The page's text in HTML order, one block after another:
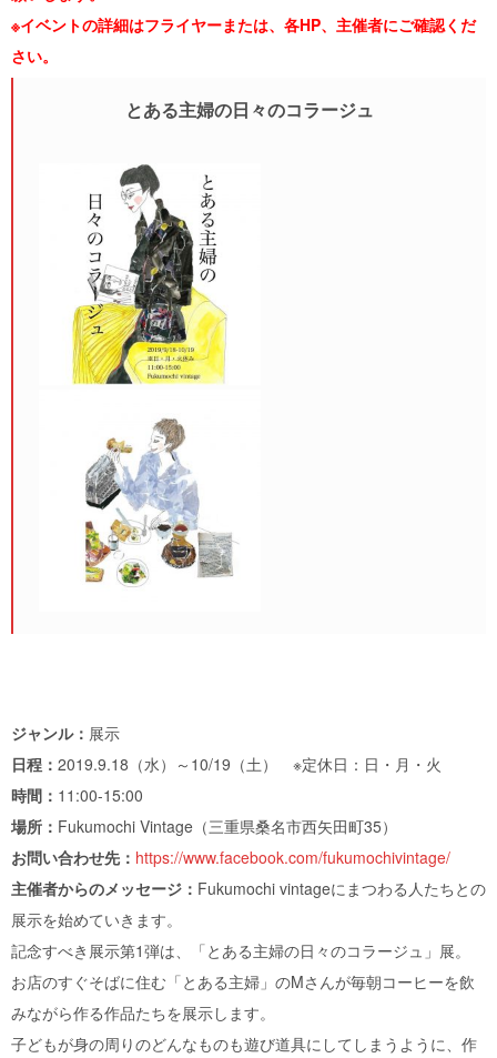
※イベントの詳細はフライヤーまたは、各HP、主催者にご確認くだ
さい。
とある主婦の日々のコラージュ
ジャンル： 展示
日程： 2019.9.18（水）～10/19（土） ※定休日：日・月・火
時間： 11:00-15:00
場所： Fukumochi Vintage（三重県桑名市西矢田町35）
お問い合わせ先： https://www.facebook.com/fukumochivintage/
主催者からのメッセージ： Fukumochi vintageにまつわる人たちとの
展示を始めていきます。
記念すべき展示第1弾は、「とある主婦の日々のコラージュ」展。
お店のすぐそばに住む「とある主婦」のMさんが毎朝コーヒーを飲
みながら作る作品たちを展示します。
子どもが身の周りのどんなものも遊び道具にしてしまうように、作